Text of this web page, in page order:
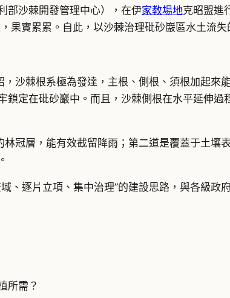
部沙棘開發管理中心），在伊家教場地克昭盟進
果實累累。自此，以沙棘治理砒砂巖區水土流失
沙棘根系極為發達，主根、側根、須根加起
定在砒砂巖中。而且，沙棘側根在水平延伸
冠層，能有效截留降雨；第二道是覆蓋于土壤
、逐片立項、集中治理”的建設思路，與各級
所需？